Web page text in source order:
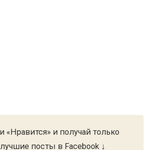
«Нравится» и получай только
лучшие посты в Facebook ↓